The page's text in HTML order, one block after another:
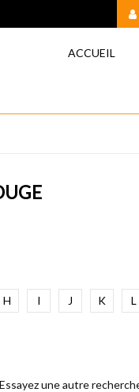
ACCUEIL
H I J K L
une autre